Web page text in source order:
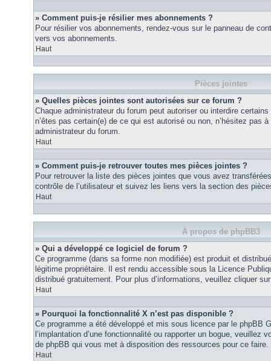
» Comment puis-je résilier mes abonnements ?
Pour résilier vos abonnements, rendez-vous sur le panneau de
vers vos abonnements.
Haut
Pièces jointes
» Quelles pièces jointes sont autorisées sur ce forum ?
Chaque administrateur du forum peut autoriser ou interdire
n’êtes pas certain(e) de ce qui est autorisé ou non, n’hésitez pas
administrateur du forum.
Haut
» Comment puis-je retrouver toutes mes pièces jointes ?
Pour retrouver la liste des pièces jointes que vous avez
contrôle de l’utilisateur et suivez les liens vers la section des
Haut
À propos de phpBB3
» Qui a développé ce logiciel de forum ?
Ce programme (dans sa forme non modifiée) est produit et
légitime propriétaire. Il est rendu accessible sous la Licence
distribué gratuitement. Pour plus d’informations, veuillez cliquer
Haut
» Pourquoi la fonctionnalité X n’est pas disponible ?
Ce programme a été développé et mis sous licence par le phpBB
l’implantation d’une fonctionnalité ou rapporter un bogue, veuillez
de phpBB qui vous met à disposition des ressources pour ce faire.
Haut